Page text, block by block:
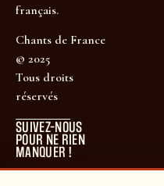
français.
Chants de France
© 2025
Tous droits
réservés
SUIVEZ-NOUS
POUR NE RIEN
MANQUER !